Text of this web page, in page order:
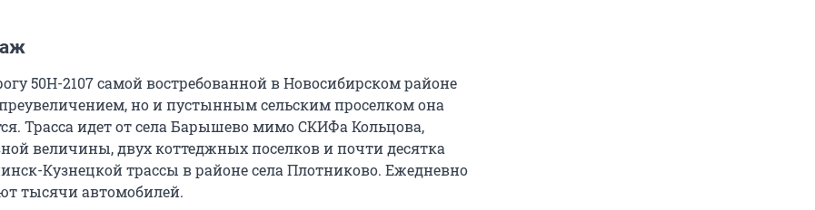
50Н-2107 самой востребованной в Новосибирском районе
но и пустынным сельским проселком она
Трасса идет от села Барышево мимо СКИФа Кольцова,
величины, двух коттеджных поселков и почти десятка
Кузнецкой трассы в районе села Плотниково. Ежедневно
тысячи автомобилей.